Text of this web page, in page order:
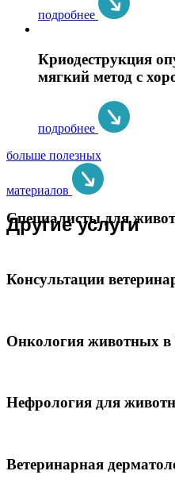
подробнее
Криодеструкция
мягкий метод с
подробнее
больше полезных
материалов
Другие услуги
Специалисты для
Консультации
Онкология животных
Нефрология для
Ветеринарная